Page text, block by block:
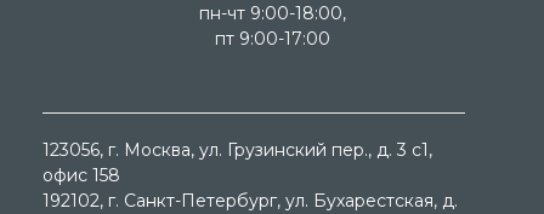
пн-чт 9:00-18:00,
пт 9:00-17:00
123056, г. Москва, ул. Грузинский пер., д. 3 c1,
офис 158
192102, г. Санкт-Петербург, ул. Бухарестская, д.